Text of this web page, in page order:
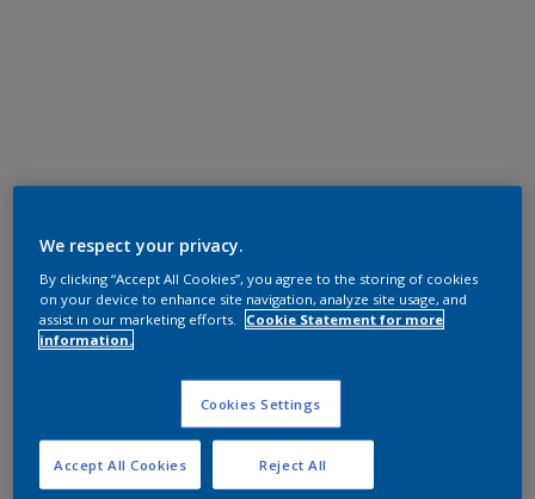
We respect your privacy.
By clicking “Accept All Cookies”, you agree to the storing of cookies
on your device to enhance site navigation, analyze site usage, and
assist in our marketing efforts.
Cookie Statement for more
information.
Cookies Settings
Reject All
Accept All Cookies